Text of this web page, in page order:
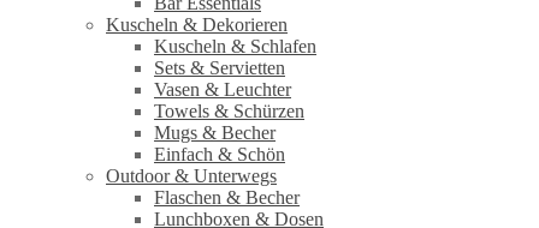
Kuscheln & Dekorieren
Kuscheln & Schlafen
Sets & Servietten
Vasen & Leuchter
Towels & Schürzen
Mugs & Becher
Einfach & Schön
Outdoor & Unterwegs
Flaschen & Becher
Lunchboxen & Dosen